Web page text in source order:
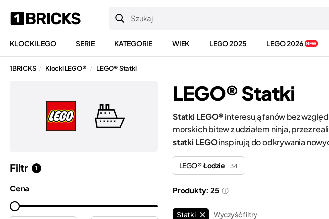
KLOCKI LEGO SERIE KATEGORIE WIEK LEGO 2025 LEGO 2026 NEW
1BRICKS / Klocki LEGO® / LEGO® Statki
LEGO® Statki
Statki LEGO®interesują fanów bez
morskich bitew z udziałem ninja, przez
statki LEGOinspirują do odkrywania
LEGO®Łodzie 34
Produkty: 25
Statki Wyczyść filtry
Filtr 1
Cena